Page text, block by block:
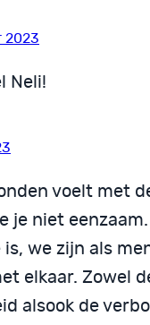
2023
Neli!
voelt met
je niet eenzaam.
is, we zijn als
elkaar. Zowel
alsook de